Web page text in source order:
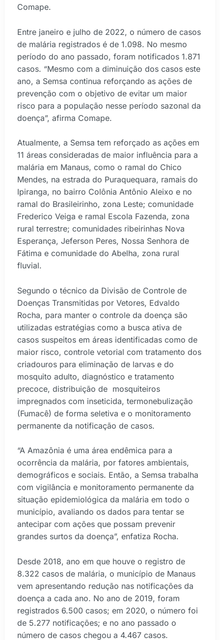
Comape.
Entre janeiro e julho de 2022, o número de casos
de malária registrados é de 1.098. No mesmo
período do ano passado, foram notificados 1.871
casos. “Mesmo com a diminuição dos casos este
ano, a Semsa continua reforçando as ações de
prevenção com o objetivo de evitar um maior
risco para a população nesse período sazonal da
doença”, afirma Comape.
Atualmente, a Semsa tem reforçado as ações em
11 áreas consideradas de maior influência para a
malária em Manaus, como o ramal do Chico
Mendes, na estrada do Puraquequara, ramais do
Ipiranga, no bairro Colônia Antônio Aleixo e no
ramal do Brasileirinho, zona Leste; comunidade
Frederico Veiga e ramal Escola Fazenda, zona
rural terrestre; comunidades ribeirinhas Nova
Esperança, Jeferson Peres, Nossa Senhora de
Fátima e comunidade do Abelha, zona rural
fluvial.
Segundo o técnico da Divisão de Controle de
Doenças Transmitidas por Vetores, Edvaldo
Rocha, para manter o controle da doença são
utilizadas estratégias como a busca ativa de
casos suspeitos em áreas identificadas como de
maior risco, controle vetorial com tratamento dos
criadouros para eliminação de larvas e do
mosquito adulto, diagnóstico e tratamento
precoce, distribuição de mosquiteiros
impregnados com inseticida, termonebulização
(Fumacê) de forma seletiva e o monitoramento
permanente da notificação de casos.
“A Amazônia é uma área endêmica para a
ocorrência da malária, por fatores ambientais,
demográficos e sociais. Então, a Semsa trabalha
com vigilância e monitoramento permanente da
situação epidemiológica da malária em todo o
município, avaliando os dados para tentar se
antecipar com ações que possam prevenir
grandes surtos da doença”, enfatiza Rocha.
Desde 2018, ano em que houve o registro de
8.322 casos de malária, o município de Manaus
vem apresentando redução nas notificações da
doença a cada ano. No ano de 2019, foram
registrados 6.500 casos; em 2020, o número foi
de 5.277 notificações; e no ano passado o
número de casos chegou a 4.467 casos.